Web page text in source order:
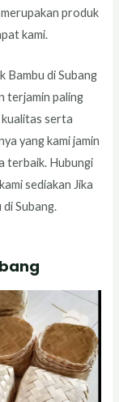
produk
kami.
Bambu di Subang
terjamin paling
kualitas serta
yang kami jamin
terbaik. Hubungi
sediakan Jika
Subang.